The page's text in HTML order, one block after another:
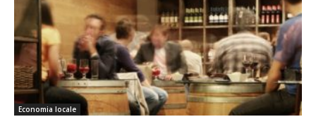
Economia locale